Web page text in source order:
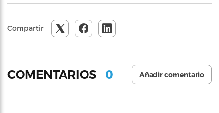
Compartir
COMENTARIOS 0 Añadir comentario